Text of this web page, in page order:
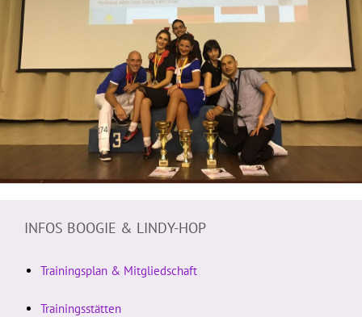
INFOS BOOGIE & LINDY-HOP
Trainingsplan & Mitgliedschaft
Trainingsstätten